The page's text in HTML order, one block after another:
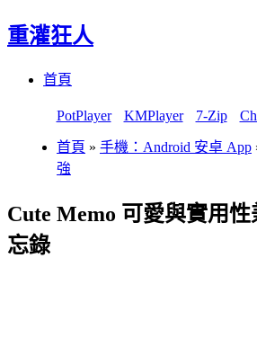
重灌狂人
首頁
PotPlayer KMPlayer 7-Zip
首頁 » 手機：Android 安卓 App
強
Cute Memo 可愛與實用
忘錄